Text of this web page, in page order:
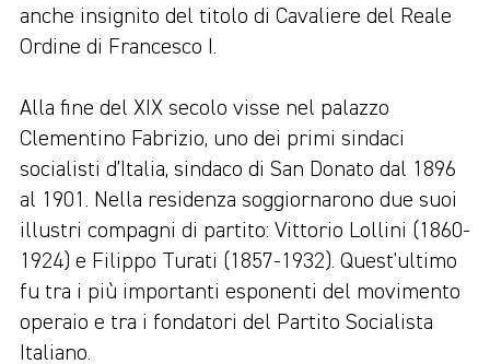
anche insignito del titolo di Cavaliere del Reale
Ordine di Francesco I.
Alla fine del XIX secolo visse nel palazzo
Clementino Fabrizio, uno dei primi sindaci
socialisti d’Italia, sindaco di San Donato dal 1896
al 1901. Nella residenza soggiornarono due suoi
illustri compagni di partito: Vittorio Lollini (1860-
1924) e Filippo Turati (1857-1932). Quest’ultimo
fu tra i più importanti esponenti del movimento
operaio e tra i fondatori del Partito Socialista
Italiano.